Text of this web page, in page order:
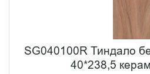
SG040100R Тиндало
40*238,5